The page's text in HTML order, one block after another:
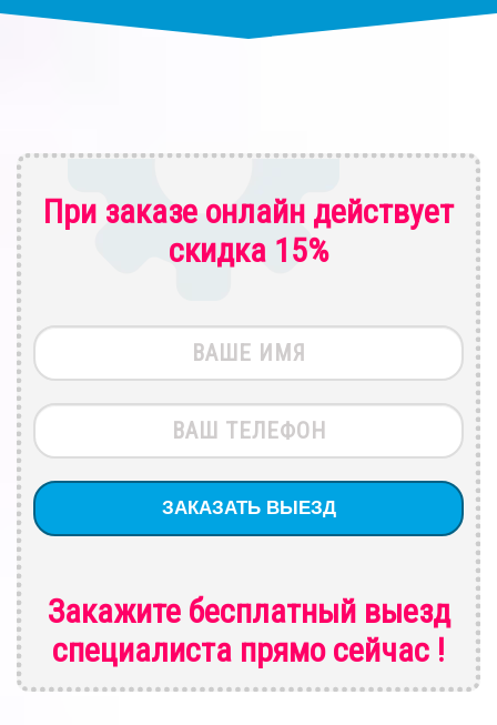
При заказе онлайн действует
скидка 15%
Закажите бесплатный выезд
специалиста прямо сейчас !